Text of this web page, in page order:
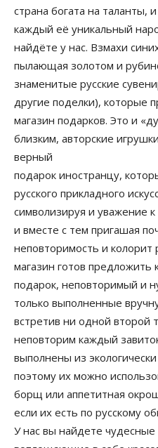
страна богата на таланты,
каждый её уникальный
найдёте у нас. Взмахи
пылающая золотом и
знаменитые русские
другие поделки), которые
магазин подарков. Это и
близким, авторские
верный
подарок иностранцу,
русского прикладного
символизируя и уважение
и вместе с тем пригашая
неповторимость и колорит
магазин готов
подарок, неповторимый и
только выполненные
встретив ни одной второй
неповторим каждый
выполнены из
поэтому их можно
борщ или аппетитная
если их есть по русскому
У нас вы найдете